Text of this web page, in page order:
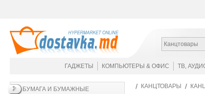
Канцтовары
ГАДЖЕТЫ КОМПЬЮТЕРЫ & ОФИС ТВ,
БУМАГА И БУМАЖНЫЕ
КАНЦТОВАРЫ